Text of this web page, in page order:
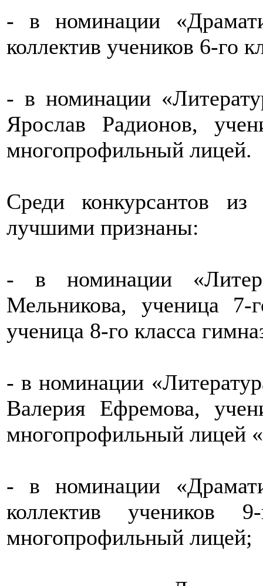
- в номинации
коллектив учеников 6-го
- в номинации
Ярослав Радионов,
многопрофильный лицей.
Среди конкурсантов
лучшими признаны:
- в номинации
Мельникова, ученица 7-
ученица 8-го класса
- в номинации
Валерия Ефремова,
многопрофильный лицей
- в номинации
коллектив
многопрофильный лицей;